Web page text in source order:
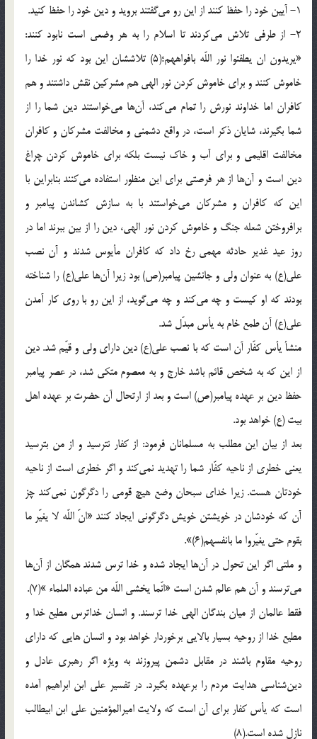
1- آيين خود را حفظ كنند از اين رو مى‌گفتند برويد و دين خود را حفظ كنيد.
2- از طرفى تلاش مى‌كردند تا اسلام را به هر وضعى است نابود كنند:
«يريدون ان يطفئوا نور اللّه بافواههم؛(5) تلاششان اين بود كه نور خدا را
خاموش كنند و براى خاموش كردن نور الهى هم مشركين نقش داشتند و هم
كافران اما خداوند نورش را تمام مى‌كند، آن‌ها مى‌خواستند دين شما را از
شما بگيرند، شايان ذكر است، در واقع دشمنى و مخالفت مشركان و كافران
مخالفت اقليمى و براى آب و خاك نيست بلكه براى خاموش كردن چراغ
دين است و آن‌ها از هر فرصتى براى اين منظور استفاده مى‌كنند بنابراين با
اين كه كافران و مشركان مى‌خواستند با به سازش كشاندن پيامبر و
برافروختن شعله جنگ و خاموش كردن نور الهى، دين را از بين ببرند اما در
روز عيد غدير حادثه مهمى رخ داد كه كافران مأيوس شدند و آن نصب
على(ع) به عنوان ولى و جانشين پيامبر(ص) بود زيرا آن‌ها على(ع) را شناخته
بودند كه او كيست و چه مى‌كند و چه مى‌گويد، از اين رو با روى كار آمدن
على(ع) آن طمع خام به يأس مبدّل شد.
منشأ يأس كفّار آن است كه با نصب على(ع) دين داراى ولى و قيّم شد. دين
از اين كه به شخص قائم باشد خارج و به معصوم متكى شد، در عصر پيامبر
حفظ دين بر عهده پيامبر(ص) است و بعد از ارتحال آن حضرت بر عهده اهل
بيت (ع) خواهد بود.
بعد از بيان اين مطلب به مسلمانان فرمود: از كفار نترسيد و از من بترسيد
يعنى خطرى از ناحيه كفّار شما را تهديد نمى‌كند و اگر خطرى است از ناحيه
خودتان هست. زيرا خداى سبحان وضع هيچ قومى را دگرگون نمى‌كند چز
آن كه خودشان در خويشتن خويش دگرگونى ايجاد كنند «انّ اللّه لا يغيّر ما
بقوم حتى يغيّروا ما بانفسهم(6)».
و ملتى اگر اين تحول در آن‌ها ايجاد شده و خدا ترس شدند همگان از آن‌ها
مى‌ترسند و آن هم عالم شدن است «انّما يخشى اللّه من عباده العلماء »(7).
فقط عالمان از ميان بندگان الهى خدا ترسند. و انسان خداترس مطيع خدا و
مطيع خدا از روحيه بسيار بالايى برخوردار خواهد بود و انسان هايى كه داراى
روحيه مقاوم باشند در مقابل دشمن پيروزند به ويژه اگر رهبرى عادل و
دين‌شناسى هدايت مردم را برعهده بگيرد. در تفسير على ابن ابراهيم آمده
است كه يأس كفار براى آن است كه ولايت اميرالمؤمنين على ابن ابيطالب
نازل شده است.(8)